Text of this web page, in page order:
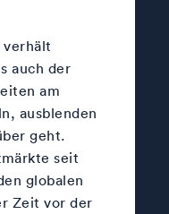
verhält
auch der
am
ausblenden
geht.
seit
globalen
Zeit vor der